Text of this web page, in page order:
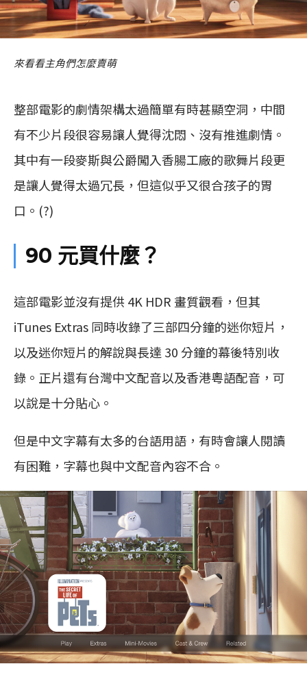
來看看主角們怎麼賣萌
整部電影的劇情架構太過簡單有時甚顯空洞，中間
有不少片段很容易讓人覺得沈悶、沒有推進劇情。
其中有一段麥斯與公爵闖入香腸工廠的歌舞片段更
是讓人覺得太過冗長，但這似乎又很合孩子的胃
口。(?)
90 元買什麼？
這部電影並沒有提供 4K HDR 畫質觀看，但其
iTunes Extras 同時收錄了三部四分鐘的迷你短片，
以及迷你短片的解說與長達 30 分鐘的幕後特別收
錄。正片還有台灣中文配音以及香港粵語配音，可
以說是十分貼心。
但是中文字幕有太多的台語用語，有時會讓人閱讀
有困難，字幕也與中文配音內容不合。